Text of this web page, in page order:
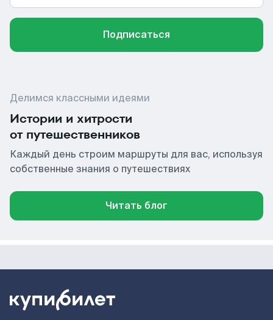
Подписаться
Делимся классными идеями
Истории и хитрости
от путешественников
Каждый день строим маршруты для вас, используя
собственные знания о путешествиях
Читать блог